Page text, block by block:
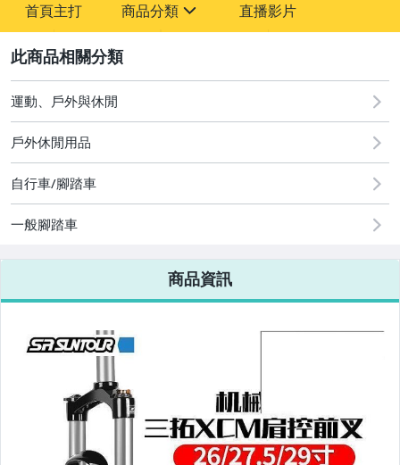
首頁主打 商品分類
圖書/影音/文具
古董、藝術與礦石
手機、配件與通訊
美容保養與彩妝
電腦、平板與周邊
運動、戶外與休閒
汽機車精品百貨
直播影片
運動、戶外與休閒
戶外休閒用品
自行車/腳踏車
一般腳踏車
商品資訊